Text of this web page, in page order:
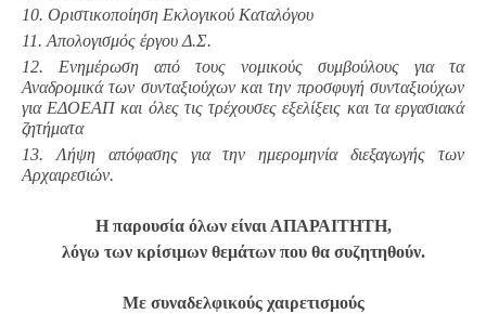
10. Οριστικοποίηση Εκλογικού Καταλόγου
11. Απολογισμός έργου Δ.Σ.
12. Ενημέρωση από τους νομικούς συμβούλους για τα
Αναδρομικά των συνταξιούχων και την προσφυγή συνταξιούχων
για ΕΔΟΕΑΠ και όλες τις τρέχουσες εξελίξεις και τα εργασιακά
ζητήματα
13. Λήψη απόφασης για την ημερομηνία διεξαγωγής των
Αρχαιρεσιών.
Η παρουσία όλων είναι ΑΠΑΡΑΙΤΗΤΗ,
λόγω των κρίσιμων θεμάτων που θα συζητηθούν.
Με συναδελφικούς χαιρετισμούς